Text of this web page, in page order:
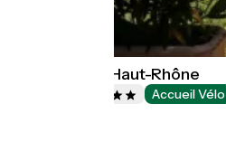
Camping du Haut-Rhône
Accueil Vélo